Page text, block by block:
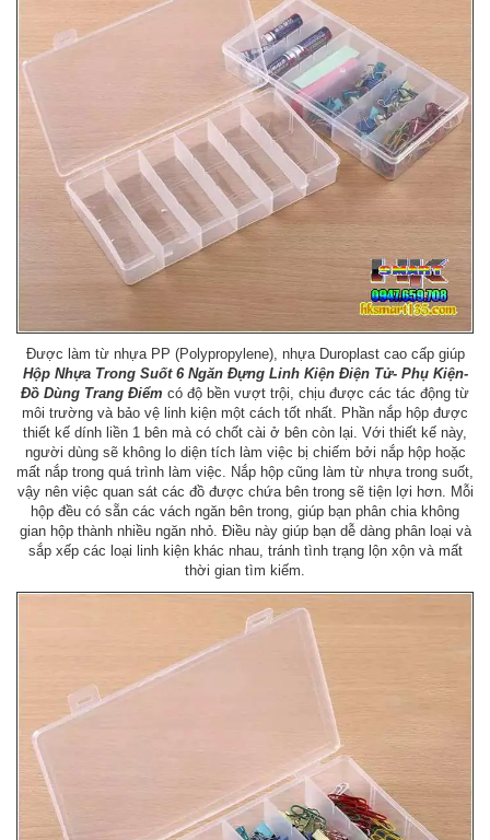
Được làm từ nhựa PP (Polypropylene), nhựa Duroplast cao cấp giúp
Hộp Nhựa Trong Suốt 6 Ngăn Đựng Linh Kiện Điện Tử- Phụ Kiện-
Đồ Dùng Trang Điểm có độ bền vượt trội, chịu được các tác động từ
môi trường và bảo vệ linh kiện một cách tốt nhất. Phần nắp hộp được
thiết kế dính liền 1 bên mà có chốt cài ở bên còn lại. Với thiết kế này,
người dùng sẽ không lo diện tích làm việc bị chiếm bởi nắp hộp hoặc
mất nắp trong quá trình làm việc. Nắp hộp cũng làm từ nhựa trong suốt,
vậy nên việc quan sát các đồ được chứa bên trong sẽ tiện lợi hơn. Mỗi
hộp đều có sẵn các vách ngăn bên trong, giúp bạn phân chia không
gian hộp thành nhiều ngăn nhỏ. Điều này giúp bạn dễ dàng phân loại và
sắp xếp các loại linh kiện khác nhau, tránh tình trạng lộn xộn và mất
thời gian tìm kiếm.